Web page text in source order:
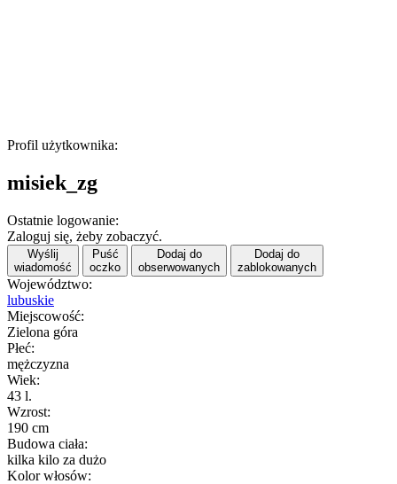
Profil użytkownika:
misiek_zg
Ostatnie logowanie:
Zaloguj się, żeby zobaczyć.
Wyślij
wiadomość
Puść
oczko
Dodaj do
obserwowanych
Dodaj do
zablokowanych
Województwo:
lubuskie
Miejscowość:
Zielona góra
Płeć:
mężczyzna
Wiek:
43 l.
Wzrost:
190 cm
Budowa ciała:
kilka kilo za dużo
Kolor włosów: